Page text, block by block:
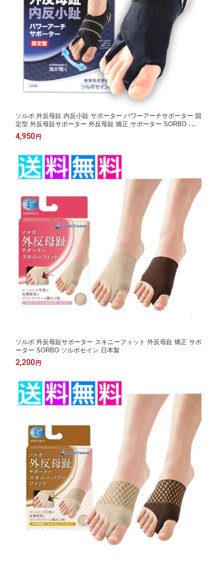
ソルボ 外反母趾 内反小趾 サポーター パワーアーチサポーター 固
定型 外反母趾サポーター 外反母趾 矯正 サポーター SORBO ソル
ボセイン 日本製
4,950 円
ソルボ 外反母趾サポーター スキニーフィット 外反母趾 矯正 サポ
ーター SORBO ソルボセイン 日本製
2,200 円